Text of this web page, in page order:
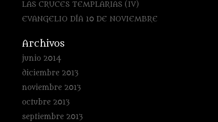
LAS CRUCES TEMPLARIAS (IV)
EVANGELIO DÍA 10 DE NOVIEMBRE
Archivos
junio 2014
diciembre 2013
noviembre 2013
octubre 2013
septiembre 2013